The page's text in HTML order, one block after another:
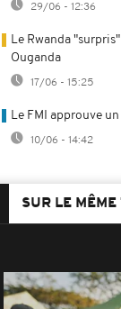
29/06 - 12:36
Le Rwanda
Ouganda
17/06 - 15:25
Le FMI approuve
10/06 - 14:42
SUR LE MÊME